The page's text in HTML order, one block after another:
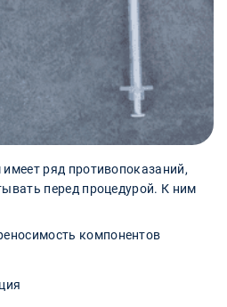
ряд противопоказаний,
перед процедурой. К ним
компонентов